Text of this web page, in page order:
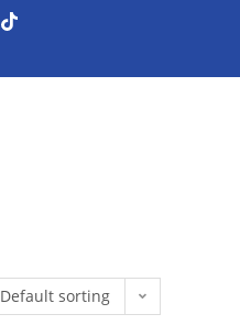
Default sorting